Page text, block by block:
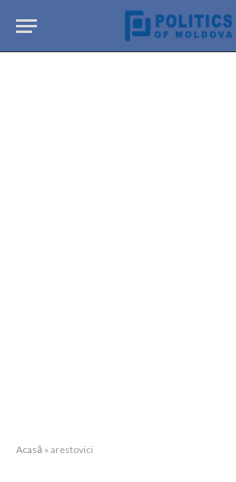
Acasă » arestovici